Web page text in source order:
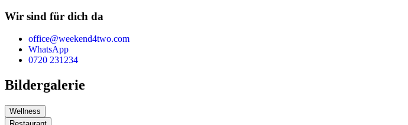
Wir sind für dich da
office@weekend4two.com
WhatsApp
0720 231234
Bildergalerie
Wellness